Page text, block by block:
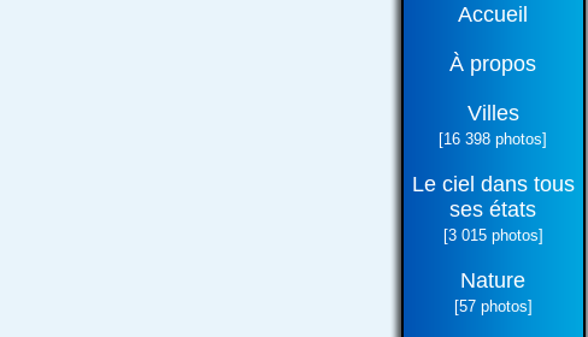
Accueil
À propos
Villes
[16 398 photos]
Le ciel dans tous
ses états
[3 015 photos]
Nature
[57 photos]